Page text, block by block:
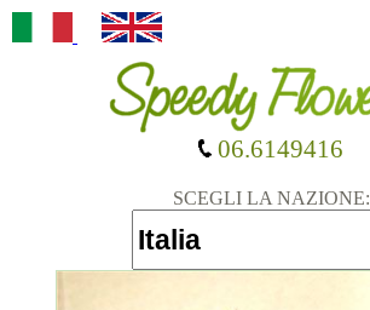
SCEGLI LA NAZIONE:
06.6149416